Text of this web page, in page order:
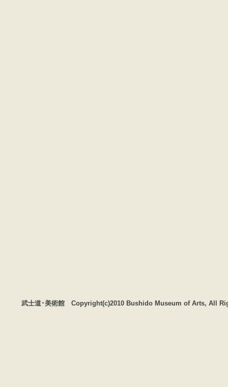
武士道･美術館 Copyright(c)2010 Bushido Museum of Arts, All